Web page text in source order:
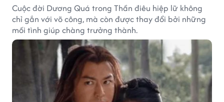
Cuộc đời Dương Quá trong Thần điêu hiệp lữ không
chỉ gắn với võ công, mà còn được thay đổi bởi những
mối tình giúp chàng trưởng thành.